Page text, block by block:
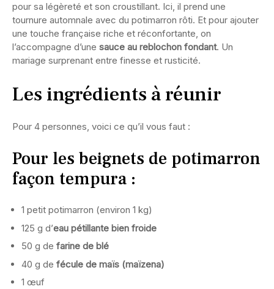
pour sa légèreté et son croustillant. Ici, il prend une
tournure automnale avec du potimarron rôti. Et pour ajouter
une touche française riche et réconfortante, on
l’accompagne d’une sauce au reblochon fondant. Un
mariage surprenant entre finesse et rusticité.
Les ingrédients à réunir
Pour 4 personnes, voici ce qu’il vous faut :
Pour les beignets de potimarron
façon tempura :
1 petit potimarron (environ 1 kg)
125 g d’eau pétillante bien froide
50 g de farine de blé
40 g de fécule de maïs (maïzena)
1 œuf